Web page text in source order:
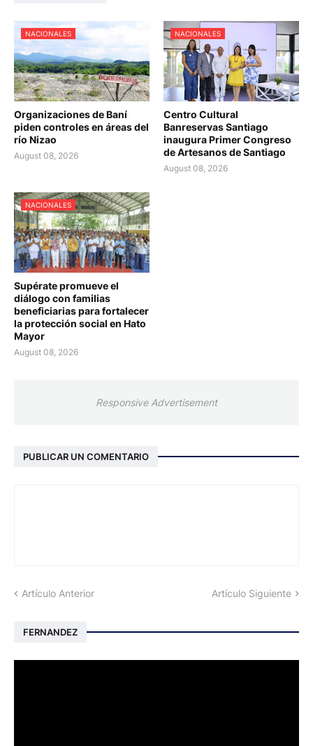
NACIONALES
Organizaciones de Baní
piden controles en áreas del
río Nizao
August 08, 2026
NACIONALES
Centro Cultural
Banreservas Santiago
inaugura Primer Congreso
de Artesanos de Santiago
August 08, 2026
NACIONALES
Supérate promueve el
diálogo con familias
beneficiarias para fortalecer
la protección social en Hato
Mayor
August 08, 2026
Responsive Advertisement
PUBLICAR UN COMENTARIO
Artículo Anterior Artículo Siguiente
FERNANDEZ